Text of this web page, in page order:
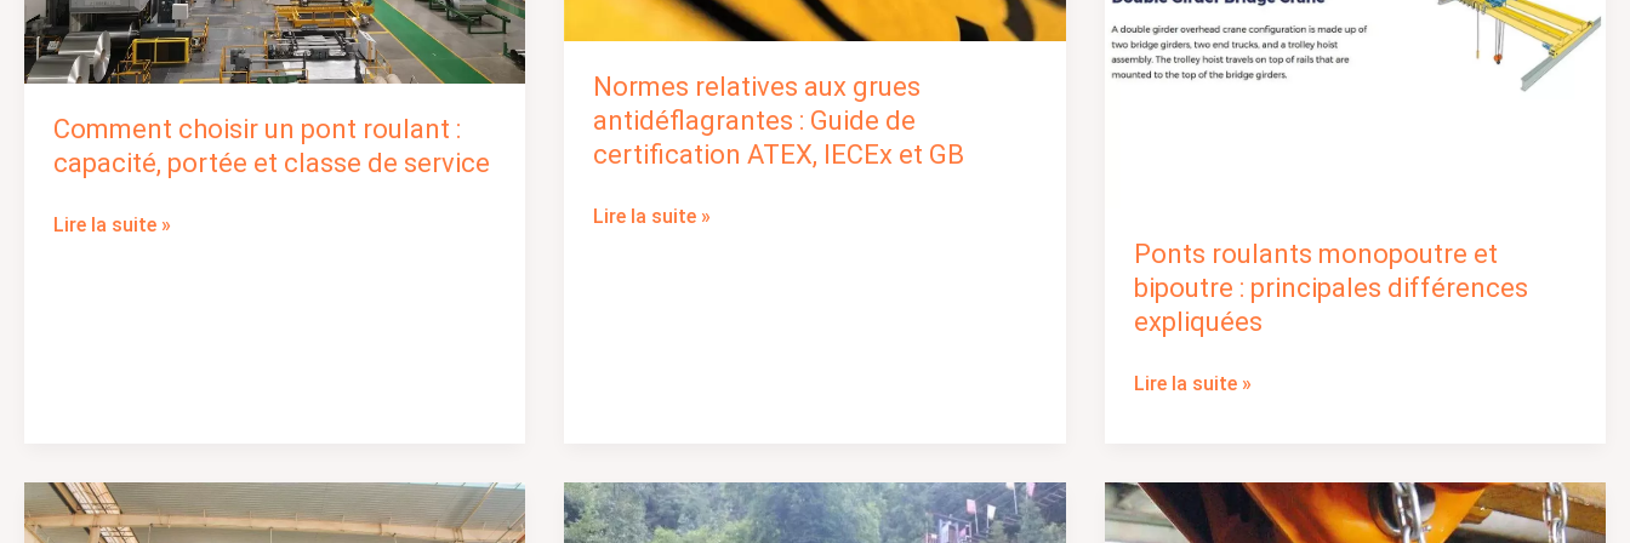
Comment choisir un pont roulant :
capacité, portée et classe de service
service
Lire la suite »
Normes relatives aux grues
antidéflagrantes : Guide de
certification ATEX, IECEx et GB
Lire la suite »
Ponts roulants monopoutre et
bipoutre : principales différences
expliquées
Lire la suite »
Portiques
et
Le
guide
Classifications
des